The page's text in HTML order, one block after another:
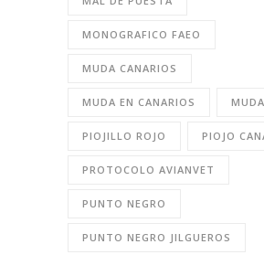
MONOGRAFICO FAEO
MUDA CANARIOS
MUDA EN CANARIOS
PIOJILLO ROJO PIOJO
PROTOCOLO AVIANVET
PUNTO NEGRO
PUNTO NEGRO JILGUEROS